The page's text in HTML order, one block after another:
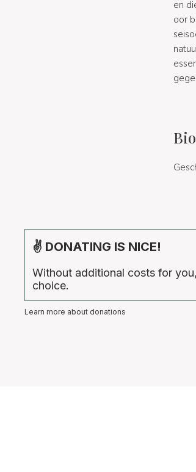
en
oor
✌ DONATING IS NICE!
Without additional costs for
choice.
Learn more about donations